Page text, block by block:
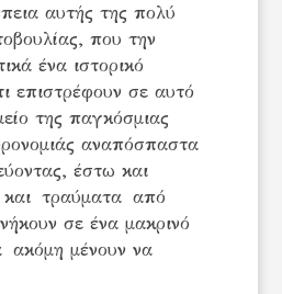
αυτής της πολύ
που την
ένα ιστορικό
επιστρέφουν σε αυτό
της παγκόσμιας
αναπόσπαστα
έστω και
και τραύματα από
σε ένα μακρινό
ακόμη μένουν να